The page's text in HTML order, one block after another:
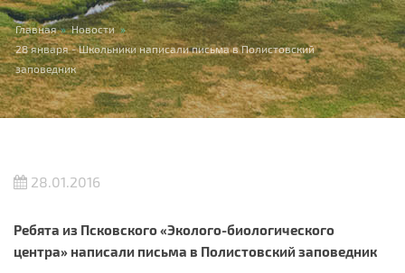
Вы здесь
Главная » Новости »
28 января - Школьники написали письма в Полистовский
заповедник
28.01.2016
Ребята из Псковского«Эколого-биологического
центра» написали письма в Полистовский заповедник